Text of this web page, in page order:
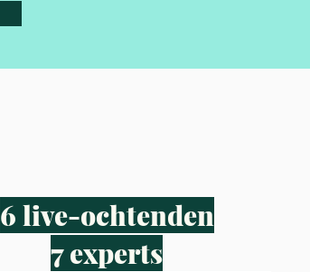
6 live-ochtenden
7 experts